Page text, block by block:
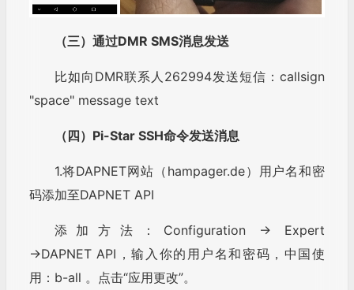
（三） 通过DMR SMS消息发送
比如向DMR联系人262994发送短信：callsign
"space" message text
（四）Pi-Star SSH命令发送消息
1.将DAPNET网站（hampager.de）用户名和密
码添加至DAPNET API
添加方法：Configuration → Expert
→DAPNET API，输入你的用户名和密码，中国使
用：b-all 。点击“应用更改”。